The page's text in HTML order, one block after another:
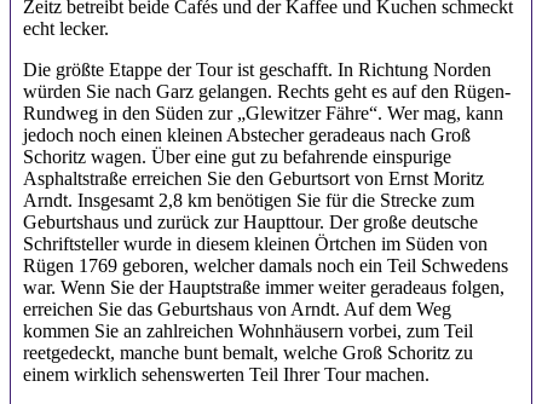
Zeitz betreibt beide Cafés und der Kaffee und Kuchen schmeckt
echt lecker.
Die größte Etappe der Tour ist geschafft. In Richtung Norden
würden Sie nach Garz gelangen. Rechts geht es auf den Rügen-
Rundweg in den Süden zur „Glewitzer Fähre“. Wer mag, kann
jedoch noch einen kleinen Abstecher geradeaus nach Groß
Schoritz wagen. Über eine gut zu befahrende einspurige
Asphaltstraße erreichen Sie den Geburtsort von Ernst Moritz
Arndt. Insgesamt 2,8 km benötigen Sie für die Strecke zum
Geburtshaus und zurück zur Haupttour. Der große deutsche
Schriftsteller wurde in diesem kleinen Örtchen im Süden von
Rügen 1769 geboren, welcher damals noch ein Teil Schwedens
war. Wenn Sie der Hauptstraße immer weiter geradeaus folgen,
erreichen Sie das Geburtshaus von Arndt. Auf dem Weg
kommen Sie an zahlreichen Wohnhäusern vorbei, zum Teil
reetgedeckt, manche bunt bemalt, welche Groß Schoritz zu
einem wirklich sehenswerten Teil Ihrer Tour machen.